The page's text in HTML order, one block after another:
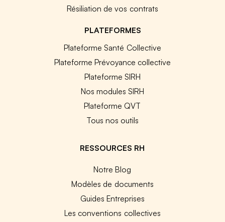
Résiliation de vos contrats
PLATEFORMES
Plateforme Santé Collective
Plateforme Prévoyance collective
Plateforme SIRH
Nos modules SIRH
Plateforme QVT
Tous nos outils
RESSOURCES RH
Notre Blog
Modèles de documents
Guides Entreprises
Les conventions collectives